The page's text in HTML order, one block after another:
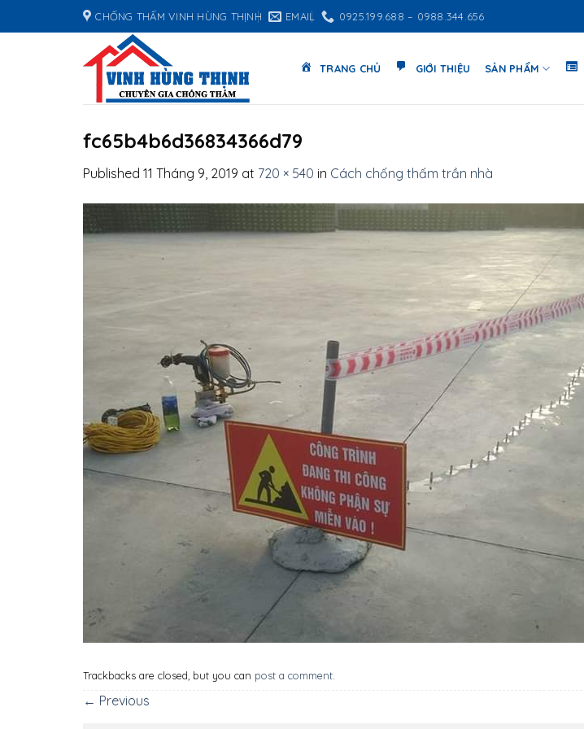
to
CHỐNG THẤM VINH HÙNG THỊNH EMAIL 0925.199.688 – 0988.344.656
TRANG CHỦ GIỚI THIỆU SẢN PHẨM
fc65b4b6d36834366d79
Published 11 Tháng 9, 2019 at 720 × 540 in Cách chống thấm trần nhà
Trackbacks are closed, but you can post a comment.
← Previous